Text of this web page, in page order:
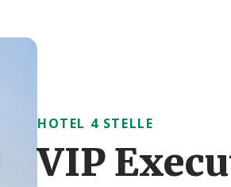
HOTEL 4 STELLE
VIP